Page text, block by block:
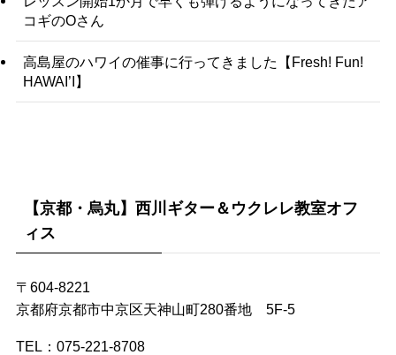
コギのOさん
高島屋のハワイの催事に行ってきました【Fresh! Fun!
HAWAI’I】
【京都・烏丸】西川ギター＆ウクレレ教室オフ
ィス
〒604-8221
京都府京都市中京区天神山町280番地 5F-5
TEL：075-221-8708